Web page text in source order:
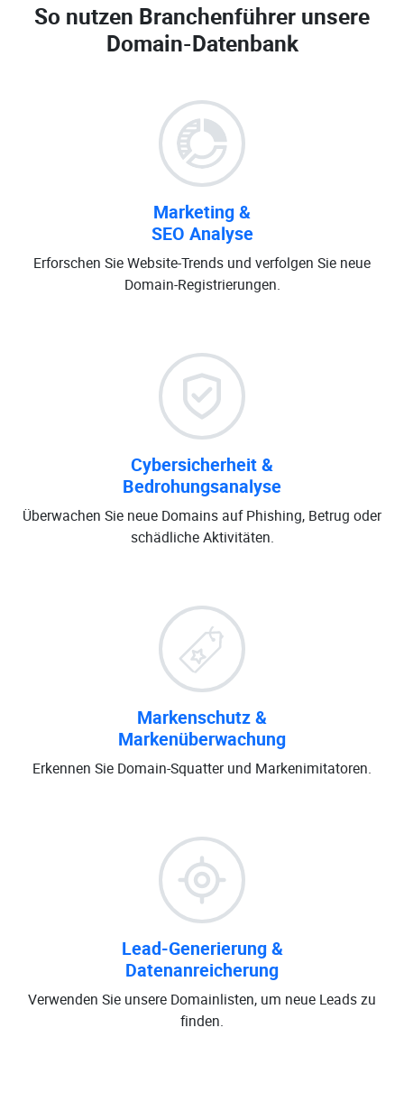
So nutzen Branchenführer unsere
Domain-Datenbank
Marketing &
SEO Analyse
Erforschen Sie Website-Trends und verfolgen Sie neue
Domain-Registrierungen.
Cybersicherheit &
Bedrohungsanalyse
Überwachen Sie neue Domains auf Phishing, Betrug oder
schädliche Aktivitäten.
Markenschutz &
Markenüberwachung
Erkennen Sie Domain-Squatter und Markenimitatoren.
Lead-Generierung &
Datenanreicherung
Verwenden Sie unsere Domainlisten, um neue Leads zu
finden.